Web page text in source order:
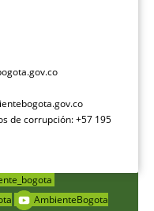
de corrupción: +57 195
AmbienteBogota